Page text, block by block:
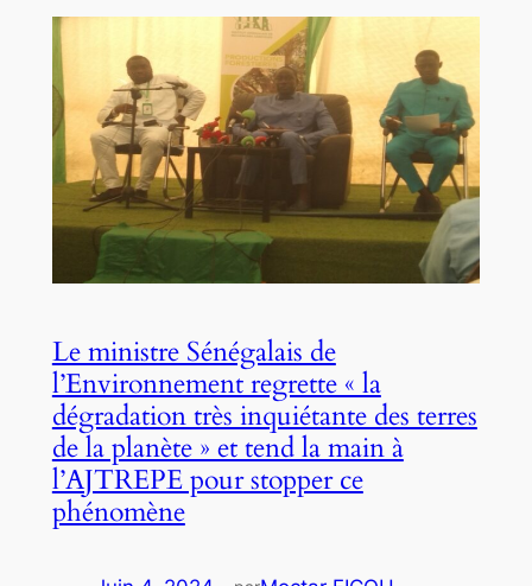
Le ministre Sénégalais de
l’Environnement regrette « la
dégradation très inquiétante des terres
de la planète » et tend la main à
l’AJTREPE pour stopper ce
phénomène